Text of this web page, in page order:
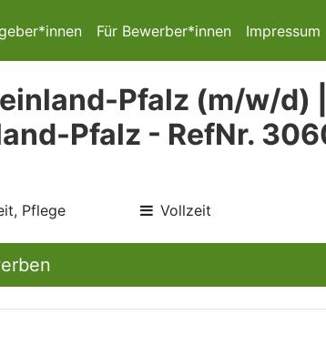
Für Bewerber*innen Impressum
Pfalz (m/w/d)
Pfalz - RefNr.
Pflege Vollzeit